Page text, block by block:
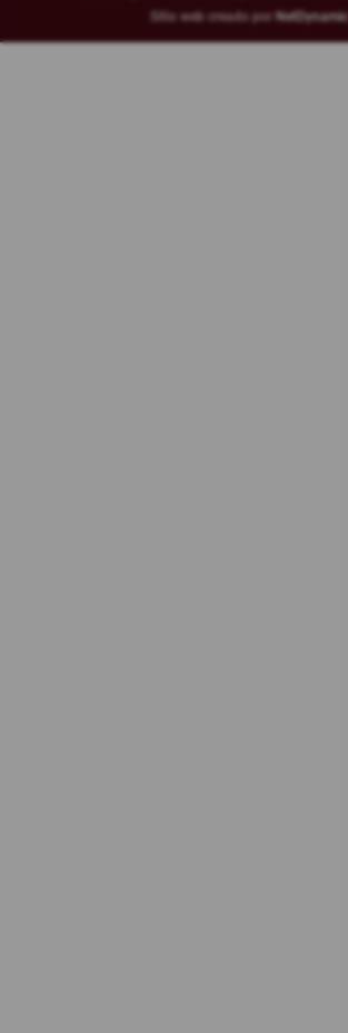
Sitio web creado por NetDynamic